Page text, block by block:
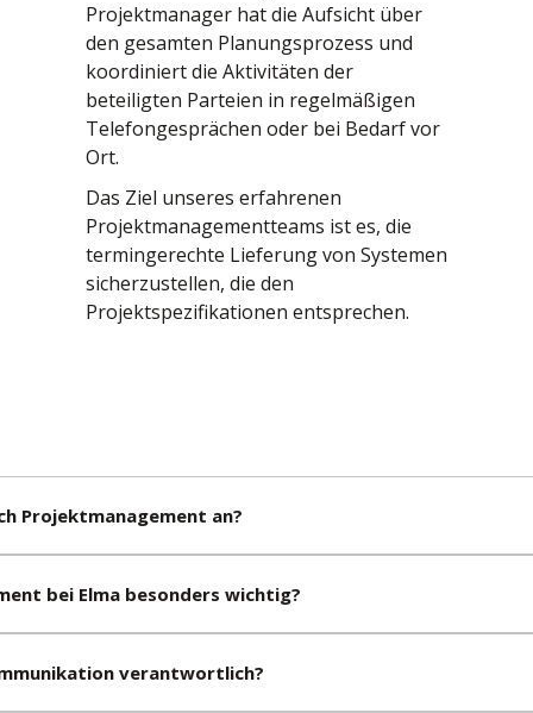
Projektmanager hat die Aufsicht über
den gesamten Planungsprozess und
koordiniert die Aktivitäten der
beteiligten Parteien in regelmäßigen
Telefongesprächen oder bei Bedarf vor
Ort.
Das Ziel unseres erfahrenen
Projektmanagementteams ist es, die
termingerechte Lieferung von Systemen
sicherzustellen, die den
Projektspezifikationen entsprechen.
Projektmanagement an?
bei Elma besonders wichtig?
verantwortlich?